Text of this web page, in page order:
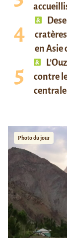
en Asie
contre
centrale
Photo du jour